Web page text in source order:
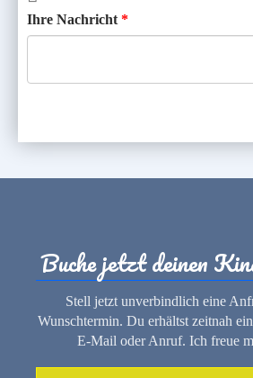
Ihre Nachricht
Buche jetzt deinen
Stell jetzt unverbindlich eine
Wunschtermin. Du erhältst zeitnah
E-Mail oder Anruf. Ich freue